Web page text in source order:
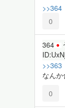
>>364
0
364
>>363
なん
0